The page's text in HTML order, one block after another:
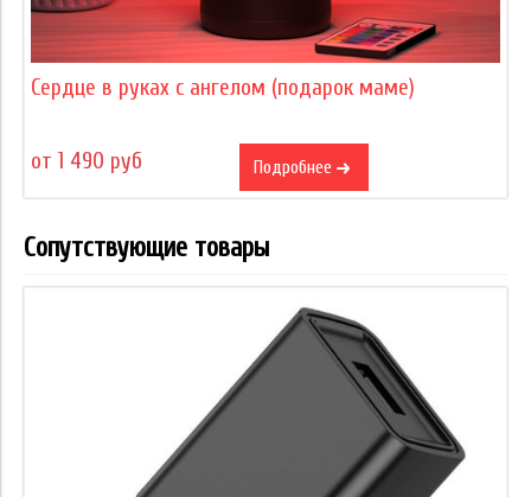
Сердце в руках с ангелом (подарок маме)
от 1 490 руб Подробнее
Сопутствующие товары